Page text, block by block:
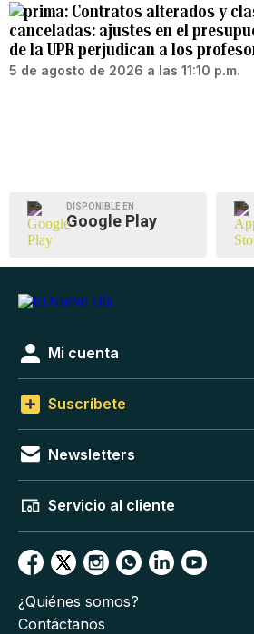
Contratos alterados y
canceladas: ajustes en el
de la UPR perjudican a los
5 de agosto de 2026 a las 11:10 p.m.
DISPONIBLE EN
Google Play
Mi cuenta
Suscríbete
Newsletters
Servicio al cliente
¿Quiénes somos?
Contáctanos